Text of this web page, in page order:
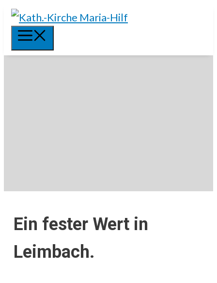
Springe
zum
Ein fester Wert in
Leimbach.